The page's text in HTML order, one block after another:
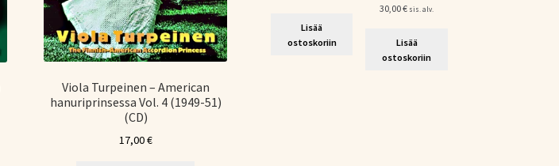
Viola Turpeinen – American
hanuriprinsessa Vol. 4 (1949-51)
(CD)
17,00€
Lisää
ostoskoriin
30,00€ sis. alv.
Lisää
ostoskoriin